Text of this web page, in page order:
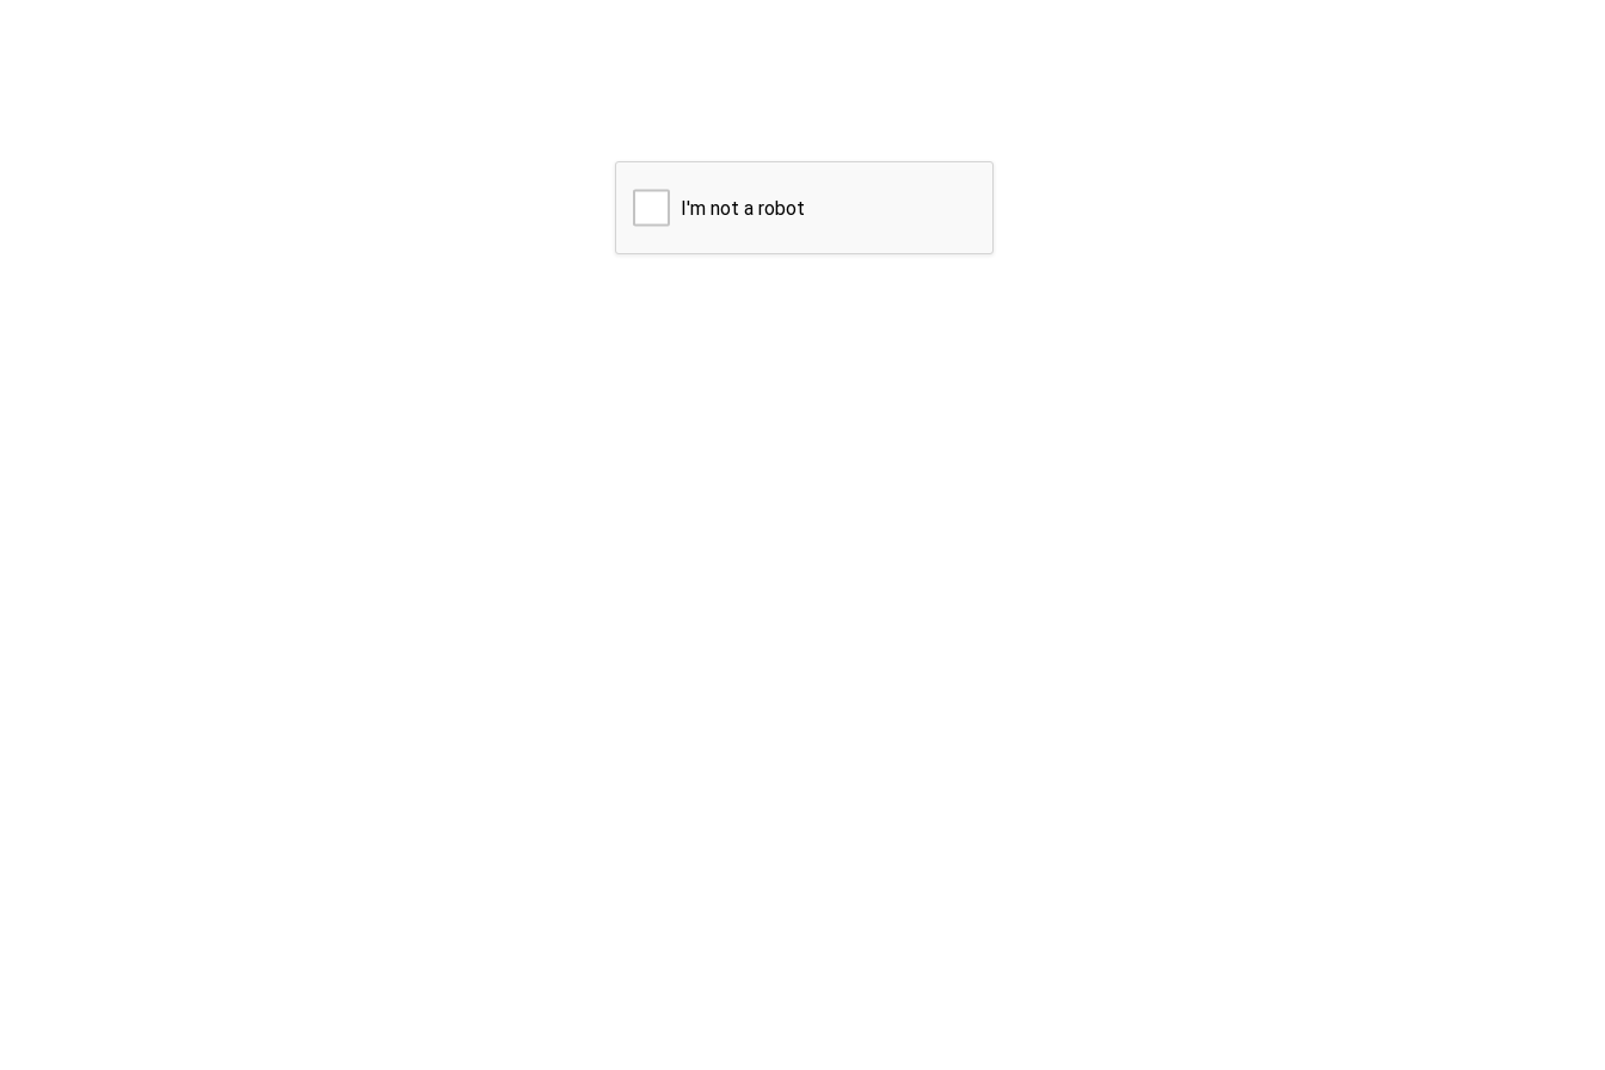
I'm not a robot